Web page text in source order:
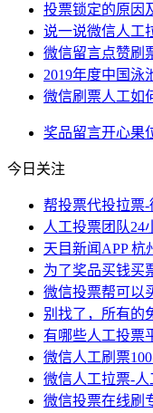
投票锁定的原因
说一说微信人工
微信留言点赞刷
2019年度中国泳
微信刷票人工如
奖品留言开心果
今日关注
帮投票代投拉票-
人工投票团队24
天目新闻APP 杭
为了奖品买钱买
微信投票帮可以
别找了，所有的
有哪些人工投票
微信人工刷票
微信人工拉票-
微信投票在线刷